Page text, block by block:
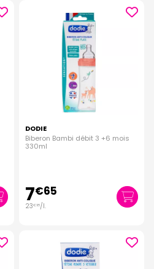
DODIE
Biberon Bambi débit 3 +6 mois
330ml
7€65
23€ 18/l.